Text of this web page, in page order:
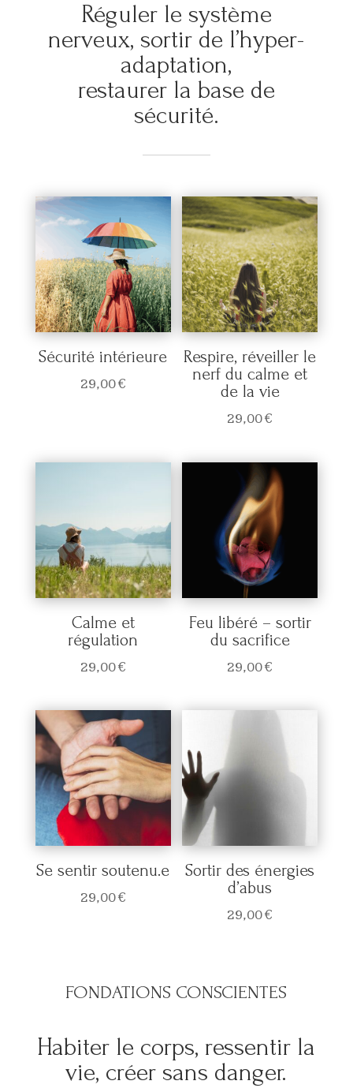
Réguler le système
nerveux, sortir de l’hyper-
adaptation,
restaurer la base de
sécurité.
Sécurité intérieure
29,00€
Respire, réveiller le
nerf du calme et
de la vie
29,00€
Calme et
régulation
29,00€
Feu libéré – sortir
du sacrifice
29,00€
Se sentir soutenu.e
29,00€
Sortir des énergies
d’abus
29,00€
FONDATIONS CONSCIENTES
Habiter le corps, ressentir la
vie, créer sans danger.